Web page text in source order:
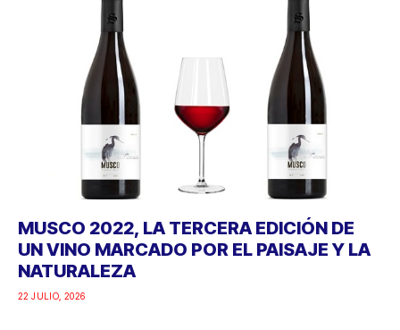
MUSCO 2022, LA TERCERA EDICIÓN DE
UN VINO MARCADO POR EL PAISAJE Y LA
NATURALEZA
22 JULIO, 2026